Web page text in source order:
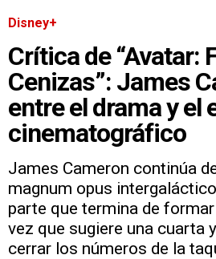
Disney+
Crítica de “Avatar:
Cenizas”: James
entre el drama y el
cinematográfico
James Cameron continúa
magnum opus
parte que termina de
vez que sugiere una cuarta
cerrar los números de la